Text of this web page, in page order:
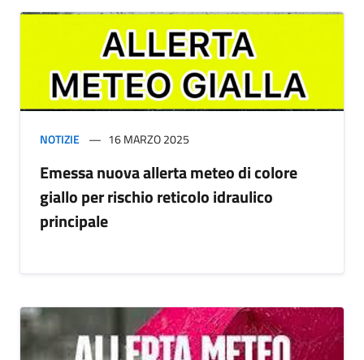
NOTIZIE 16 MARZO 2025
Emessa nuova allerta meteo di colore
giallo per rischio reticolo idraulico
principale